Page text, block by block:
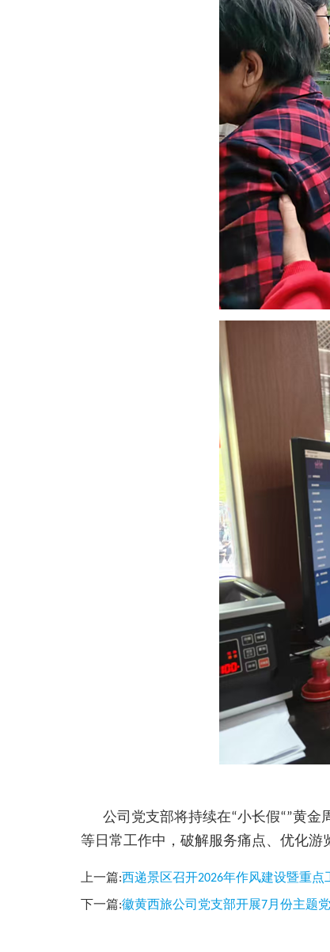
公司党支部将持续在“小长假“”黄金
等日常工作中，破解服务痛点、优化游
上一篇:西递景区召开2026年作风建设暨重点
下一篇:徽黄西旅公司党支部开展7月份主题